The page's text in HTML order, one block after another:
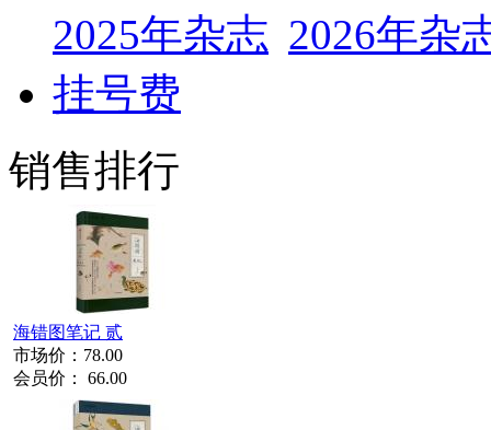
2025年杂志 2026年杂
挂号费
销售排行
海错图笔记 贰
市场价： 78.00
会员价： 66.00